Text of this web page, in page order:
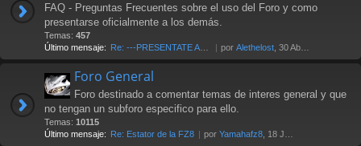
FAQ - Preguntas Frecuentes sobre el uso del Foro y como
presentarse oficialmente a los demás.
Temas: 457
Último mensaje: Re: ---PRESENTATE AL FORO AQU… por Alethelost , 30 Abr 2026 19:20
Foro General
Foro destinado a comentar temas de interes general y que
no tengan un subforo especifico para ello.
Temas: 10115
Último mensaje: Re: Estator de la FZ8 por Yamahafz8 , 18 Jul 2026 20:04